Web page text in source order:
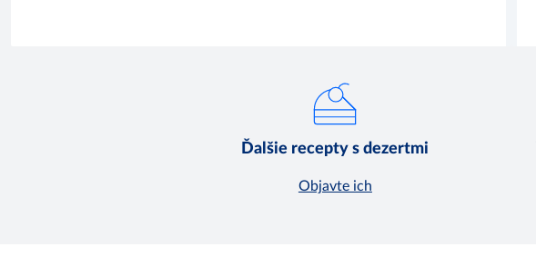
Ďalšie recepty s dezertmi
Objavte ich